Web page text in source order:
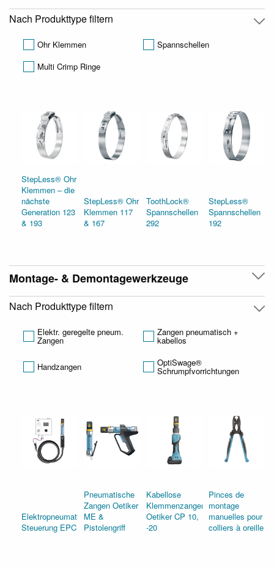
Nach Produkttype filtern
Ohr Klemmen
Spannschellen
Multi Crimp Ringe
StepLess® Ohr
Klemmen – die
nächste
Generation 123
& 193
StepLess® Ohr
Klemmen 117
& 167
ToothLock®
Spannschellen
292
StepLess®
Spannschellen
192
Montage- & Demontagewerkzeuge
Nach Produkttype filtern
Elektr. geregelte pneum.
Zangen
Zangen pneumatisch +
kabellos
Handzangen OptiSwage®
Schrumpfvorrichtungen
Elektropneumatische
Steuerung EPC 01
Pneumatische
Zangen Oetiker
ME &
Pistolengriff
Kabellose
Klemmenzangen
Oetiker CP 10,
-20
Pinces de
montage
manuelles pour
colliers à oreille